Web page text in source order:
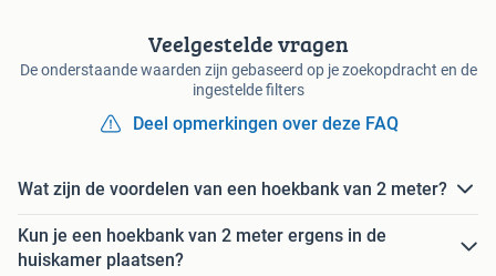
Veelgestelde vragen
De onderstaande waarden zijn gebaseerd op je zoekopdracht en de
ingestelde filters
Deel opmerkingen over deze FAQ
Wat zijn de voordelen van een hoekbank van 2 meter?
Kun je een hoekbank van 2 meter ergens in de
huiskamer plaatsen?